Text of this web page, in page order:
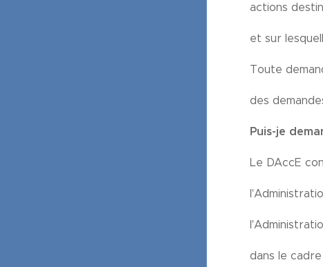
actions
et sur
Toute
des
Puis-je
Le DAccE
dans le